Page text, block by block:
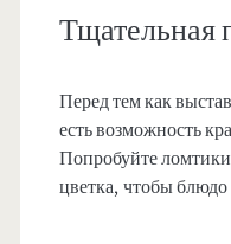
Тщательная
Перед тем как
есть возможность
Попробуйте
цветка, чтобы